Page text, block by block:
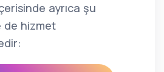
ayrıca şu
de hizmet